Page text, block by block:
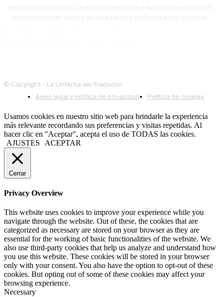
© Copyright - La Linterna del Traductor
Aviso legal y política de privacidad
Política de cookies
Usamos cookies en nuestro sitio web para brindarle la experiencia
más relevante recordando sus preferencias y visitas repetidas. Al
hacer clic en "Aceptar", acepta el uso de TODAS las cookies.
AJUSTES
ACEPTAR
Cerrar
Privacy Overview
This website uses cookies to improve your experience while you
navigate through the website. Out of these, the cookies that are
categorized as necessary are stored on your browser as they are
essential for the working of basic functionalities of the website. We
also use third-party cookies that help us analyze and understand how
you use this website. These cookies will be stored in your browser
only with your consent. You also have the option to opt-out of these
cookies. But opting out of some of these cookies may affect your
browsing experience.
Necessary